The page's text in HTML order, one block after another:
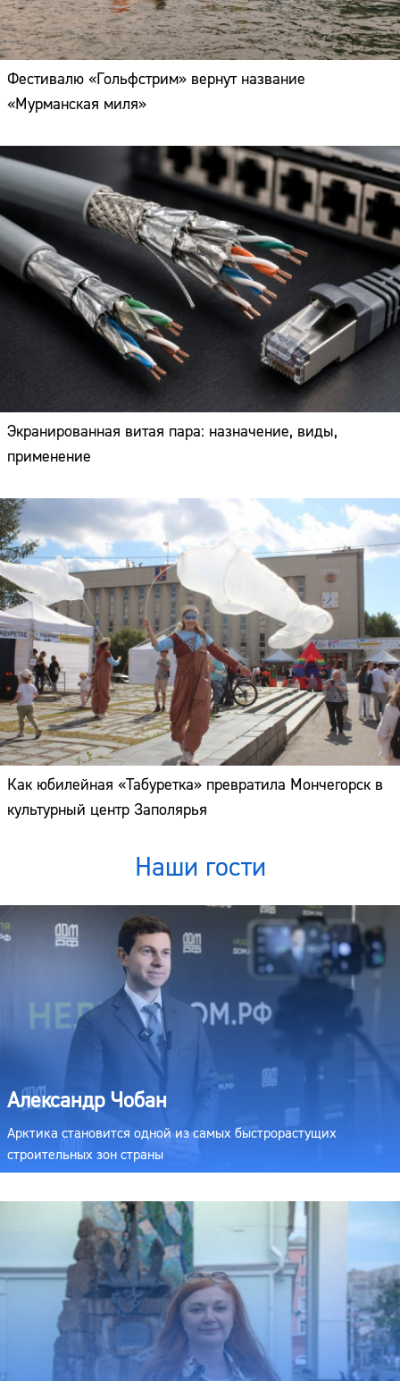
Фестивалю «Гольфстрим» вернут название
«Мурманская миля»
Экранированная витая пара: назначение, виды,
применение
Как юбилейная «Табуретка» превратила Мончегорск в
культурный центр Заполярья
Наши гости
Александр Чобан
Арктика становится одной из самых быстрорастущих
строительных зон страны